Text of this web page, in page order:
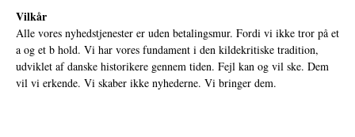
Vilkår
Alle vores nyhedstjenester er uden betalingsmur. Fordi vi ikke tror på et
a og et b hold. Vi har vores fundament i den kildekritiske tradition,
udviklet af danske historikere gennem tiden. Fejl kan og vil ske. Dem
vil vi erkende. Vi skaber ikke nyhederne. Vi bringer dem.